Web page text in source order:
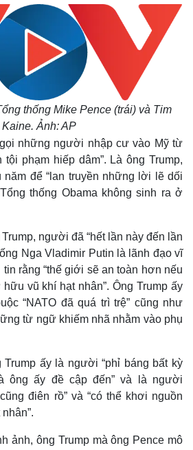
thống Mike Pence (trái) và Tim
Kaine. Ảnh: AP
những người nhập cư vào Mỹ từ
tội phạm hiếp dâm”. Là ông Trump,
để “lan truyền những lời lẽ dối
thống Obama không sinh ra ở
người đã “hết lần này đến lần
Nga Vladimir Putin là lãnh đạo vĩ
rằng “thế giới sẽ an toàn hơn nếu
vũ khí hạt nhân”. Ông Trump ấy
“NATO đã quá trì trệ” cũng như
từ ngữ khiếm nhã nhằm vào phụ
Trump ấy là người “phỉ báng bất kỳ
ông ấy đề cập đến” và là người
điên rồ” và “có thể khơi nguồn
ảnh, ông Trump mà ông Pence mô